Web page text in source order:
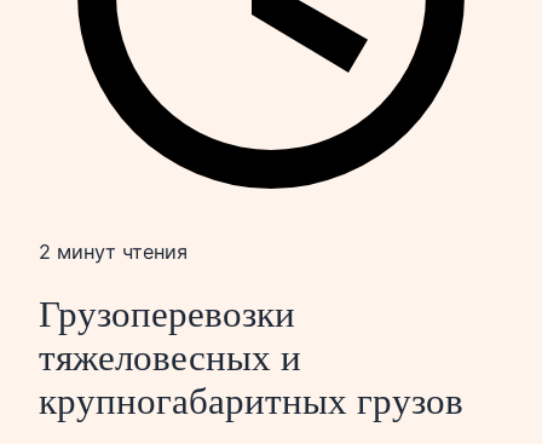
2 минут чтения
Грузоперевозки
тяжеловесных и
крупногабаритных грузов